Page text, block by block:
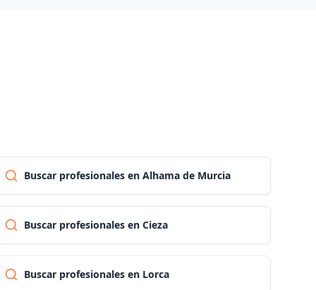
Santa cruz de tenerife
Segovia
Buscar profesionales en Alhama de Murcia
Buscar profesionales en Cieza
Buscar profesionales en Lorca